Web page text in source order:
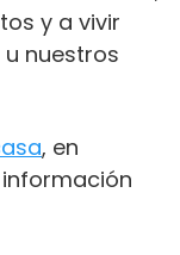
y a vivir
nuestros
, en